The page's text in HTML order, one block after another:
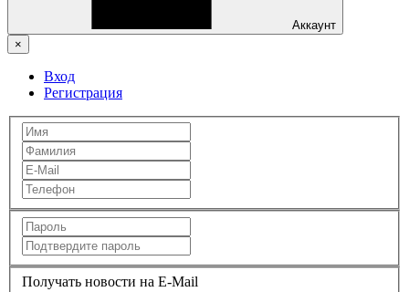
Аккаунт
×
Вход
Регистрация
Получать новости на E-Mail